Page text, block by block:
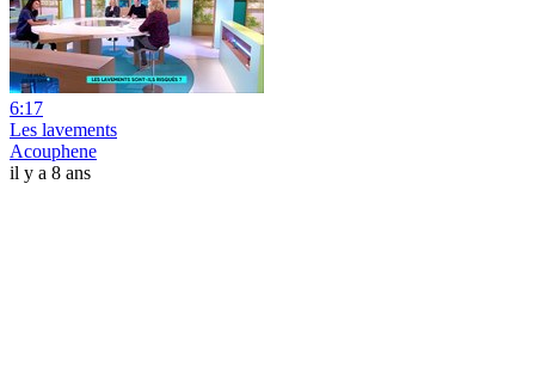
6:17
Les lavements
Acouphene
il y a 8 ans